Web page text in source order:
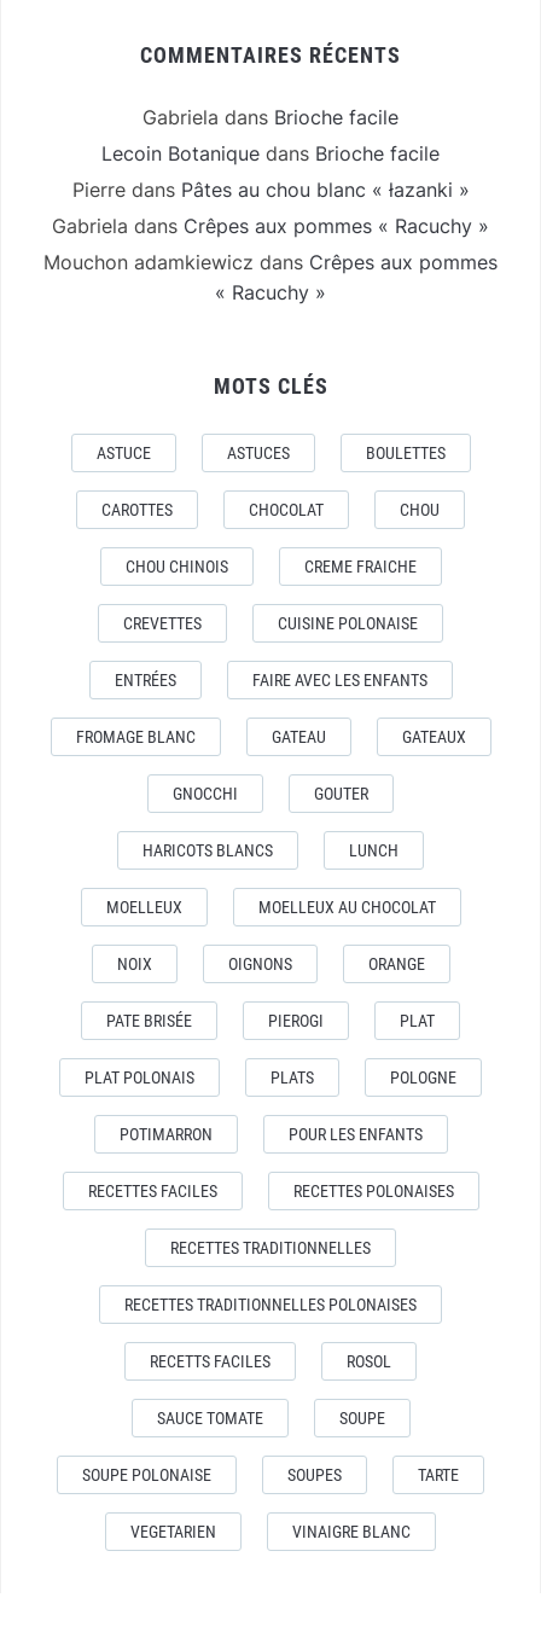
COMMENTAIRES RÉCENTS
Gabriela dans Brioche facile
Lecoin Botanique dans Brioche facile
Pierredans Pâtes au chou blanc « łazanki »
Gabriela dans Crêpes aux pommes « Racuchy »
Mouchon adamkiewicz dans Crêpes aux pommes
« Racuchy »
MOTS CLÉS
ASTUCE ASTUCES BOULETTES
CAROTTES CHOCOLAT CHOU
CHOU CHINOIS CREME FRAICHE
CREVETTES CUISINE POLONAISE
ENTRÉES FAIRE AVEC LES ENFANTS
FROMAGE BLANC GATEAU GATEAUX
GNOCCHI GOUTER
HARICOTS BLANCS LUNCH
MOELLEUX MOELLEUX AU CHOCOLAT
NOIX OIGNONS ORANGE
PATE BRISÉE PIEROGI PLAT
PLAT POLONAIS PLATS POLOGNE
POTIMARRON POUR LES ENFANTS
RECETTES FACILES RECETTES POLONAISES
RECETTES TRADITIONNELLES
RECETTES TRADITIONNELLES POLONAISES
RECETTS FACILES ROSOL
SAUCE TOMATE SOUPE
SOUPE POLONAISE SOUPES TARTE
VEGETARIEN VINAIGRE BLANC